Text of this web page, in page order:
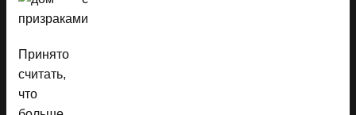
Принято
считать,
что